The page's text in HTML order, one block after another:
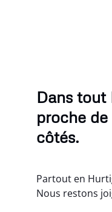
Dans tout
proche
côtés.
Partout en
Nous restons